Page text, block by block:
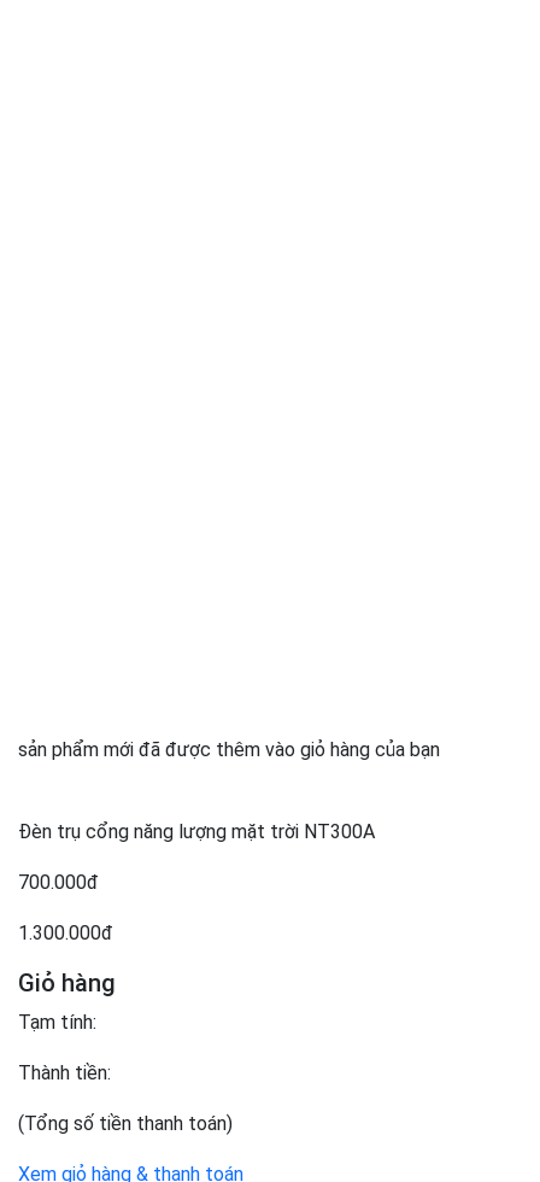
sản phẩm mới đã được thêm vào giỏ hàng của bạn
Đèn trụ cổng năng lượng mặt trời NT300A
700.000đ
1.300.000đ
Giỏ hàng
Tạm tính:
Thành tiền:
(Tổng số tiền thanh toán)
Xem giỏ hàng & thanh toán